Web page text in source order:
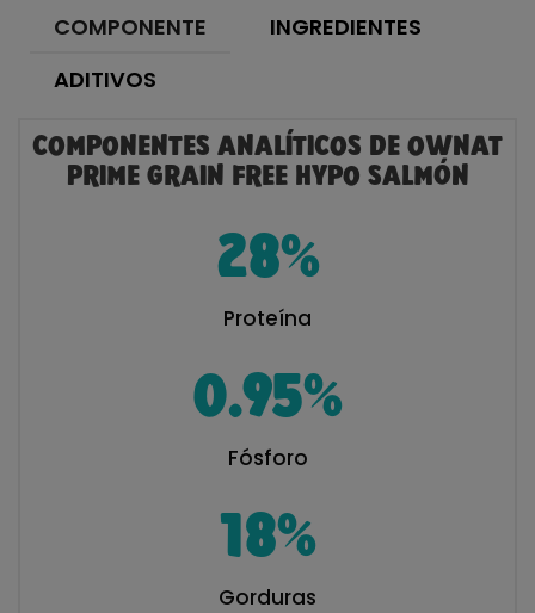
COMPONENTE
INGREDIENTES
ADITIVOS
COMPONENTES ANALÍTICOS DE OWNAT
PRIME GRAIN FREE HYPO SALMÓN
28%
Proteína
0.95%
Fósforo
18%
Gorduras